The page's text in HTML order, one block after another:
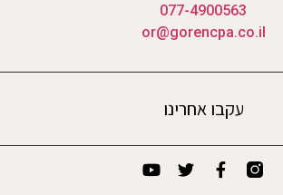
077-4900563
or@gorencpa.co.il
עקבו אחרינו